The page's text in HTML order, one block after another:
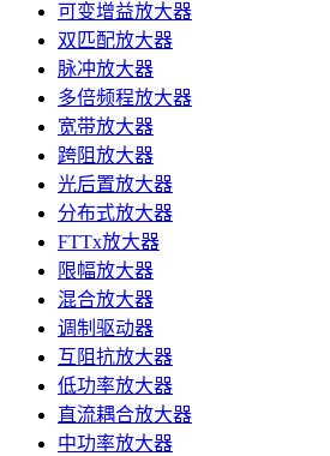
可变增益放大器
双匹配放大器
脉冲放大器
多倍频程放大器
宽带放大器
跨阻放大器
光后置放大器
分布式放大器
FTTx放大器
限幅放大器
混合放大器
调制驱动器
互阻抗放大器
低功率放大器
直流耦合放大器
中功率放大器